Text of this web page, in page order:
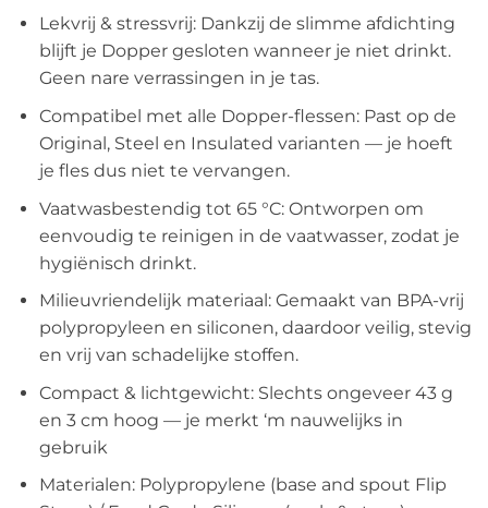
Lekvrij & stressvrij: Dankzij de slimme afdichting
blijft je Dopper gesloten wanneer je niet drinkt.
Geen nare verrassingen in je tas.
Compatibel met alle Dopper-flessen: Past op de
Original, Steel en Insulated varianten — je hoeft
je fles dus niet te vervangen.
Vaatwasbestendig tot 65 °C: Ontworpen om
eenvoudig te reinigen in de vaatwasser, zodat je
hygiënisch drinkt.
Milieuvriendelijk materiaal: Gemaakt van BPA-vrij
polypropyleen en siliconen, daardoor veilig, stevig
en vrij van schadelijke stoffen.
Compact & lichtgewicht: Slechts ongeveer 43 g
en 3 cm hoog — je merkt ‘m nauwelijks in
gebruik
Materialen: Polypropylene (base and spout Flip